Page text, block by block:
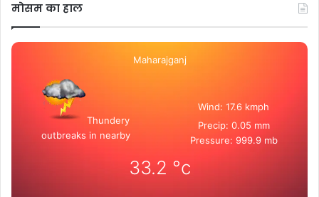
मोसम का हाल
Maharajganj
Thundery
outbreaks in nearby
Wind: 17.6 kmph
Precip: 0.05 mm
Pressure: 999.9 mb
33.2 °c